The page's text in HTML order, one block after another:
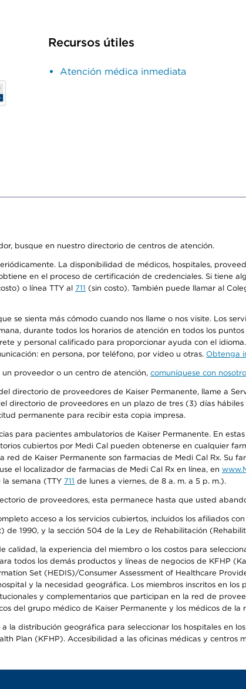
Recursos útiles
Atención médica inmediata
busque en nuestro directorio de centros de atención.
La disponibilidad de médicos, hospitales,
en el proceso de certificación de credenciales. Si tiene
o línea TTY al 711 (sin costo). También puede llamar al
se sienta más cómodo cuando nos llame o nos visite. Los
durante todos los horarios de atención en todos los
y personal calificado para proporcionar ayuda con el
en persona, por teléfono, por video u otras. Obtenga
proveedor o un centro de atención, comuníquese con
directorio de proveedores de Kaiser Permanente, llame a
directorio de proveedores en un plazo de tres (3) días
permanente para recibir esta copia impresa.
para pacientes ambulatorios de Kaiser Permanente. En
cubiertos por Medi Cal pueden obtenerse en cualquier
red de Kaiser Permanente son farmacias de Medi Cal Rx. Su
el localizador de farmacias de Medi Cal Rx en línea, en
la semana (TTY 711 de lunes a viernes, de 8 a. m. a 5 p. m.).
de proveedores, esta permanece hasta que usted
acceso a los servicios cubiertos, incluidos los afiliados
de 1990, y la sección 504 de la Ley de Rehabilitación
calidad, la experiencia del miembro o los costos para
todos los demás productos y líneas de negocios de KFHP
Set (HEDIS)/Consumer Assessment of Healthcare
y la necesidad geográfica. Los miembros inscritos en los
y complementarios que participan en la red de
del grupo médico de Kaiser Permanente y los médicos de
la distribución geográfica para seleccionar los hospitales en
Plan (KFHP). Accesibilidad a las oficinas médicas y centros